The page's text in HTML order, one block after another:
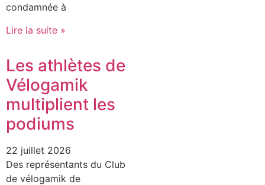
condamnée à
Lire la suite »
Les athlètes de
Vélogamik
multiplient les
podiums
22 juillet 2026
Des représentants du Club
de vélogamik de